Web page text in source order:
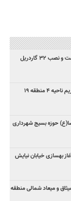
حوزه بسیج شهرداری
پروژه‌های «من شهردارم ۴» با آغاز بهسازی خیابان نیایش
و میعاد شمالی منطقه